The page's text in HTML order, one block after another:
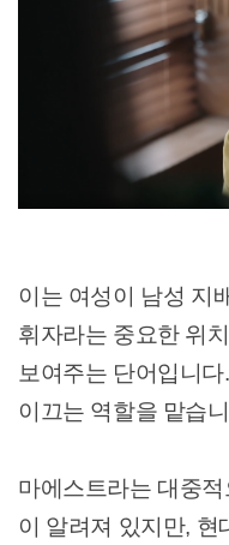
이는 여성이 남성 지
휘자라는 중요한 위
보여주는 단어입니
이끄는 역할을 맡습
마에스트라는 대중
이 알려져 있지만, 현